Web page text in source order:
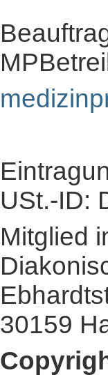
USt.-ID:
Mitglied
30159